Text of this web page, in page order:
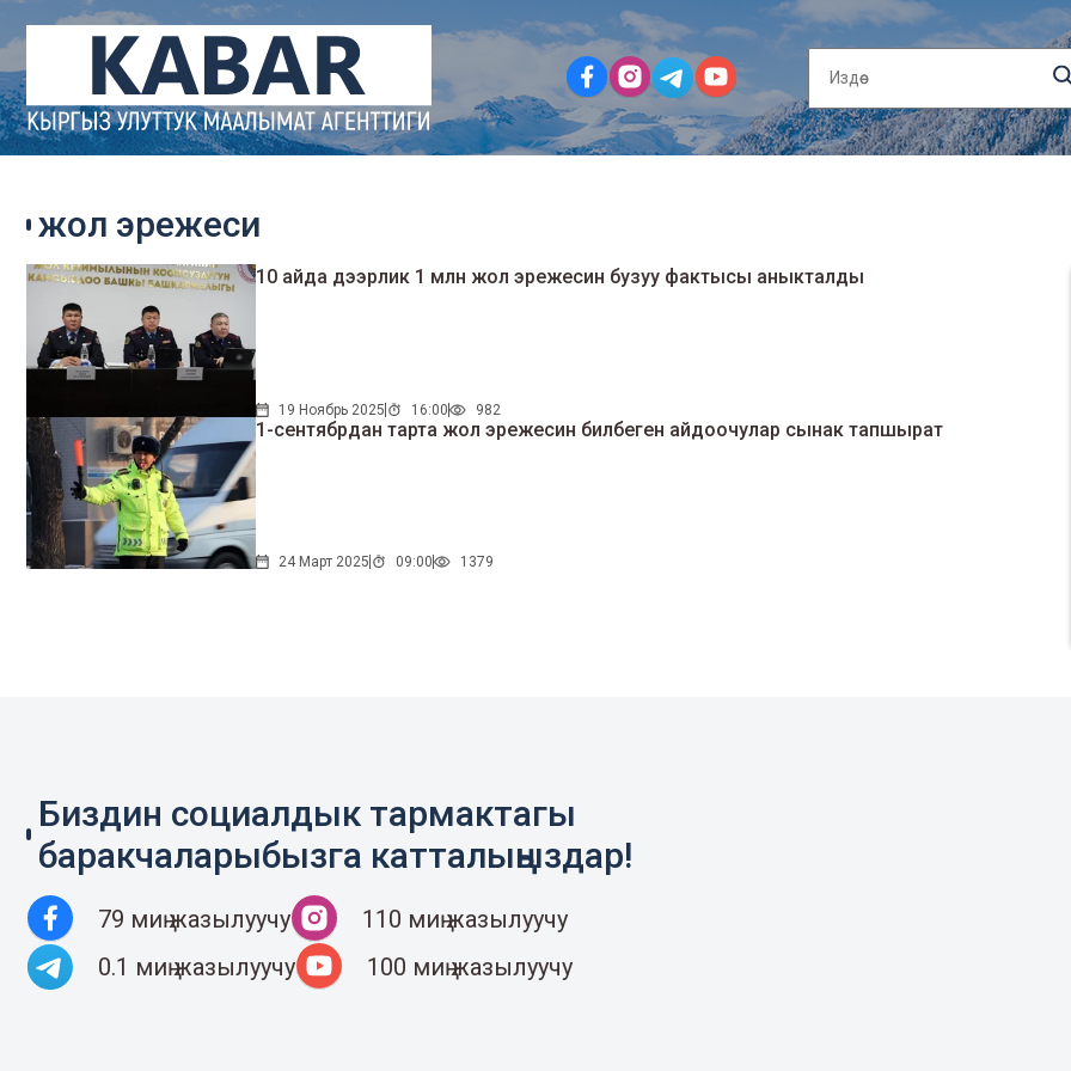
жол эрежеси
10 айда дээрлик 1 млн жол эрежесин бузуу фактысы аныкталды
19 Ноябрь 2025 16:00 982
1-сентябрдан тарта жол эрежесин билбеген айдоочулар сынак тапшырат
24 Март 2025 09:00 1379
Биздин социалдык тармактагы
баракчаларыбызга катталыңыздар!
79 миң жазылуучу
110 миң жазылуучу
0.1 миң жазылуучу
100 миң жазылуучу